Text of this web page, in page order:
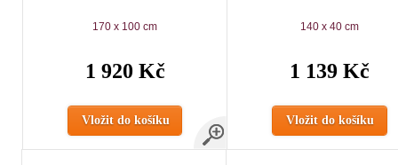
170 x 100 cm
1 920 Kč
Vložit do košíku
140 x 40 cm
1 139 Kč
Vložit do košíku